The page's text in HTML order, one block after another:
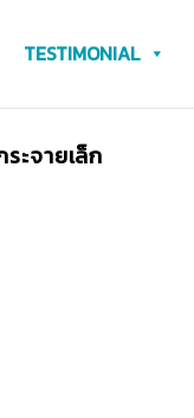
TESTIMONIAL
ะจายเล็ก